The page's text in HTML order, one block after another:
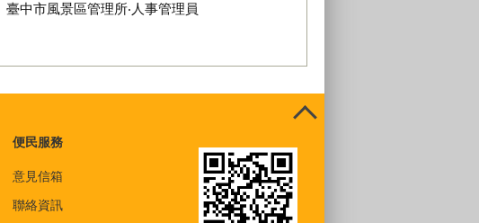
臺中市風景區管理所‧人事管理員
便民服務
意見信箱
聯絡資訊